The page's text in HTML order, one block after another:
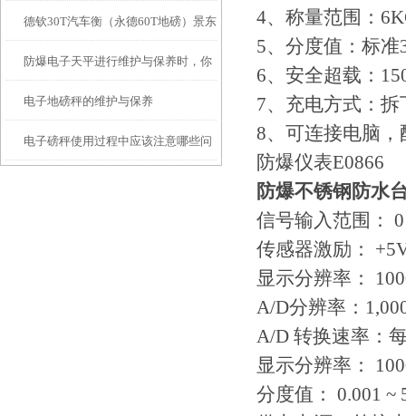
德钦30T汽车衡（永德60T地磅）景东
轨道秤）普洱150T吊秤维修
防爆电子天平进行维护与保养时，你
需要注意这几点！
电子地磅秤的维护与保养
电子磅秤使用过程中应该注意哪些问
4、称量范围：
5、分度值：标准
6、安全超载：
7、充电方式：
8、可连接电脑
防爆仪表E0866
防爆不锈钢防水
信号输入范围：
传感器激励：
显示分辨率：
A/D分辨率：
A/D 转换速率：
显示分辨率：
分度值： 0.001 ~